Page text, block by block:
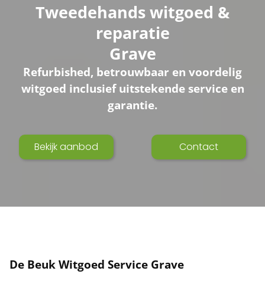
Tweedehands witgoed &
reparatie
Grave
Refurbished, betrouwbaar en voordelig
witgoed inclusief uitstekende service en
garantie.
Bekijk aanbod Contact
De Beuk Witgoed Service Grave